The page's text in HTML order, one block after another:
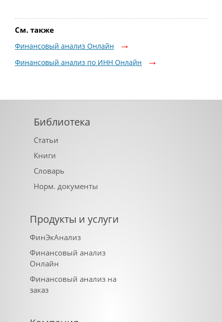
См. также
Финансовый анализ Онлайн
Финансовый анализ по ИНН Онлайн
Библиотека
Статьи
Книги
Словарь
Норм. документы
Продукты и услуги
ФинЭкАнализ
Финансовый анализ
Онлайн
Финансовый анализ на
заказ